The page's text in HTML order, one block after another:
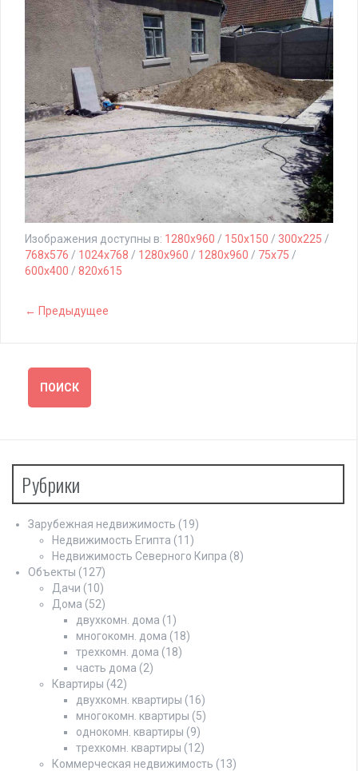
Изображения доступны в: 1280x960 / 150x150 / 300x225 /
768x576 / 1024x768 / 1280x960 / 1280x960 / 75x75 /
600x400 / 820x615
← Предыдущее
Рубрики
Зарубежная недвижимость (19)
Недвижимость Египта (11)
Недвижимость Северного Кипра (8)
Объекты (127)
Дачи (10)
Дома (52)
двухкомн. дома (1)
многокомн. дома (18)
трехкомн. дома (18)
часть дома (2)
Квартиры (42)
двухкомн. квартиры (16)
многокомн. квартиры (5)
однокомн. квартиры (9)
трехкомн. квартиры (12)
Коммерческая недвижимость (13)